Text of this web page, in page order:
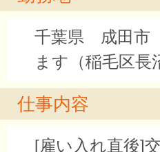
千葉県 成田
ます（稲毛区
仕事内容
[雇い入れ直後]